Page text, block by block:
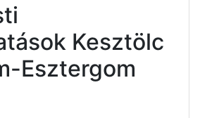
Kesztölc
Esztergom